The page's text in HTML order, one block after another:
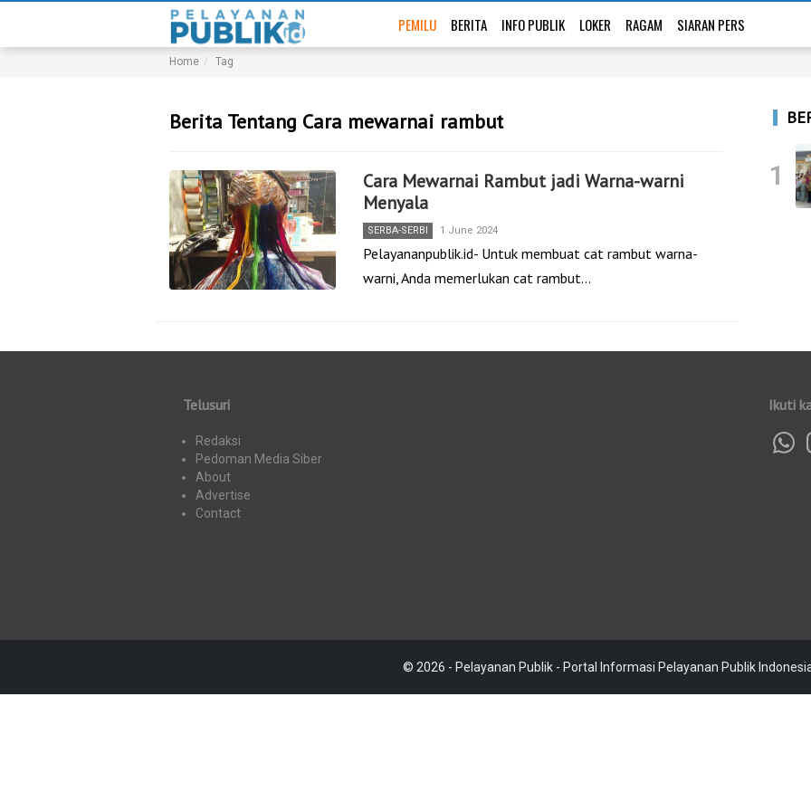
PEMILU BERITA INFO PUBLIK LOKER RAGAM SIARAN PERS
Home Tag
Berita Tentang Cara mewarnai rambut
Cara Mewarnai Rambut jadi Warna-warni
Menyala
SERBA-SERBI 1 June 2024
Pelayananpublik.id- Untuk membuat cat rambut warna-
warni, Anda memerlukan cat rambut…
1
Telusuri
Redaksi
Pedoman Media Siber
About
Advertise
Contact
Ikuti
© 2026 - Pelayanan Publik - Portal Informasi Pelayanan Publik